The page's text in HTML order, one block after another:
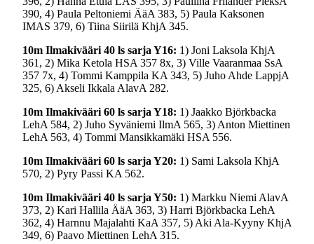
390, 4) Paula Peltoniemi ÄäA 383, 5) Paula Kaksonen
IMAS 379, 6) Tiina Siirilä KhjA 345.
10m Ilmakivääri 40 ls sarja Y16: 1) Joni Laksola KhjA
361, 2) Mika Ketola HSA 357 8x, 3) Ville Vaaranmaa SsA
357 7x, 4) Tommi Kamppila KA 343, 5) Juho Ahde LappjA
325, 6) Akseli Ikkala AlavA 282.
10m Ilmakivääri 60 ls sarja Y18: 1) Jaakko Björkbacka
LehA 584, 2) Juho Syväniemi IlmA 565, 3) Anton Miettinen
LehA 563, 4) Tommi Mansikkamäki HSA 556.
10m Ilmakivääri 60 ls sarja Y20: 1) Sami Laksola KhjA
570, 2) Pyry Passi KA 562.
10m Ilmakivääri 40 ls sarja Y50: 1) Markku Niemi AlavA
373, 2) Kari Hallila ÄäA 363, 3) Harri Björkbacka LehA
362, 4) Harnnu Majalahti KaA 357, 5) Aki Ala-Kyyny KhjA
349, 6) Paavo Miettinen LehA 315.